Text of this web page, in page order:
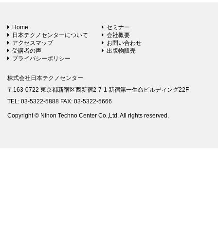
Home
セミナー
日本テクノセンターについて
会社概要
アクセスマップ
お問い合わせ
受講者の声
出版物販売
プライバシーポリシー
株式会社日本テクノセンター
〒163-0722 東京都新宿区西新宿2-7-1 新宿第一生命ビルディング22F
TEL: 03-5322-5888 FAX: 03-5322-5666
Copyright © Nihon Techno Center Co.,Ltd. All rights reserved.